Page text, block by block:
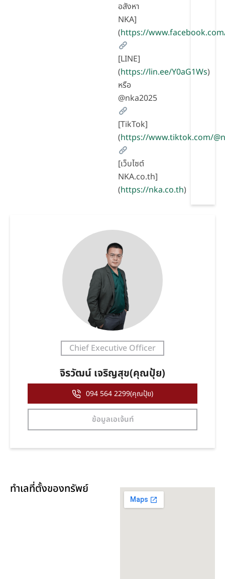
อสังหา
NKA]
(https://
[LINE]
(https://lin.ee/Y0aG1Ws)
หรือ
@nka2025
[TikTok]
(https://www.tiktok.com/
[เว็บไซต์
NKA.co.th]
(https://nka.co.th)
Chief Executive Officer
จิรวัฒน์ เจริญสุข(คุณปุ้ย)
094 564 2299(คุณปุ้ย)
ข้อมูลเอเจ้นท์
ทำเลที่ตั้งของทรัพย์